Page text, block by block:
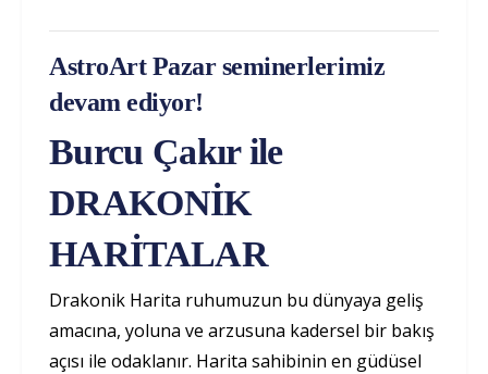
AstroArt Pazar seminerlerimiz
devam ediyor!
Burcu Çakır ile
DRAKONİK
HARİTALAR
Drakonik Harita ruhumuzun bu dünyaya geliş
amacına, yoluna ve arzusuna kadersel bir bakış
açısı ile odaklanır. Harita sahibinin en güdüsel